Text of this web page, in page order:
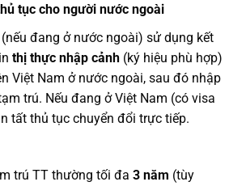
tục cho người nước ngoài
đang ở nước ngoài) sử dụng kết
thị thực nhập cảnh (ký hiệu phù hợp)
Việt Nam ở nước ngoài, sau đó nhập
trú. Nếu đang ở Việt Nam (có visa
tất thủ tục chuyển đổi trực tiếp.
trú TT thường tối đa 3 năm (tùy